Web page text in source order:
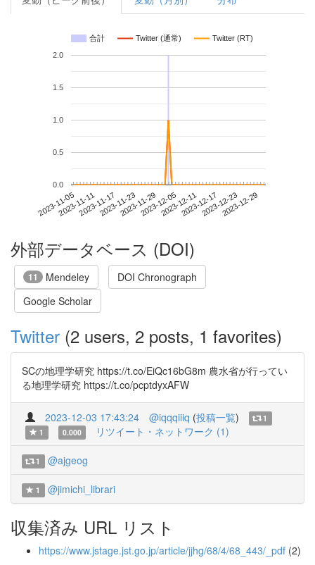
合計 Twitter (通常) Twitter (RT)
2023-11-052023-11-112023-11-172023-11-232023-11-292023-12-052023-12-112023-12-172023-12-232023-12-29
0.0
0.5
1.0
1.5
2.0
外部データベース (DOI)
11 Mendeley
DOI Chronograph
Google Scholar
Twitter (2 users, 2 posts, 1 favorites)
SCの地理学研究 https://t.co/EiQc16bG8m 農水省が行ってい
る地理学研究 https://t.co/pcptdyxAFW
2023-12-03 17:43:24 @iqqqiiiq (投稿一覧)
1
1
0.000 リツイート・ネットワーク (1)
1 @ajgeog
1 @jimichi_librari
収集済み URL リスト
https://www.jstage.jst.go.jp/article/jjhg/68/4/68_443/_pdf (2)